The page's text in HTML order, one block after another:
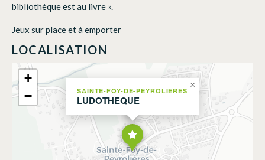
bibliothèque est au livre ».
Jeux sur place et à emporter
LOCALISATION
SAINTE-FOY-DE-PEYROLIERES
LUDOTHEQUE
×
+
−